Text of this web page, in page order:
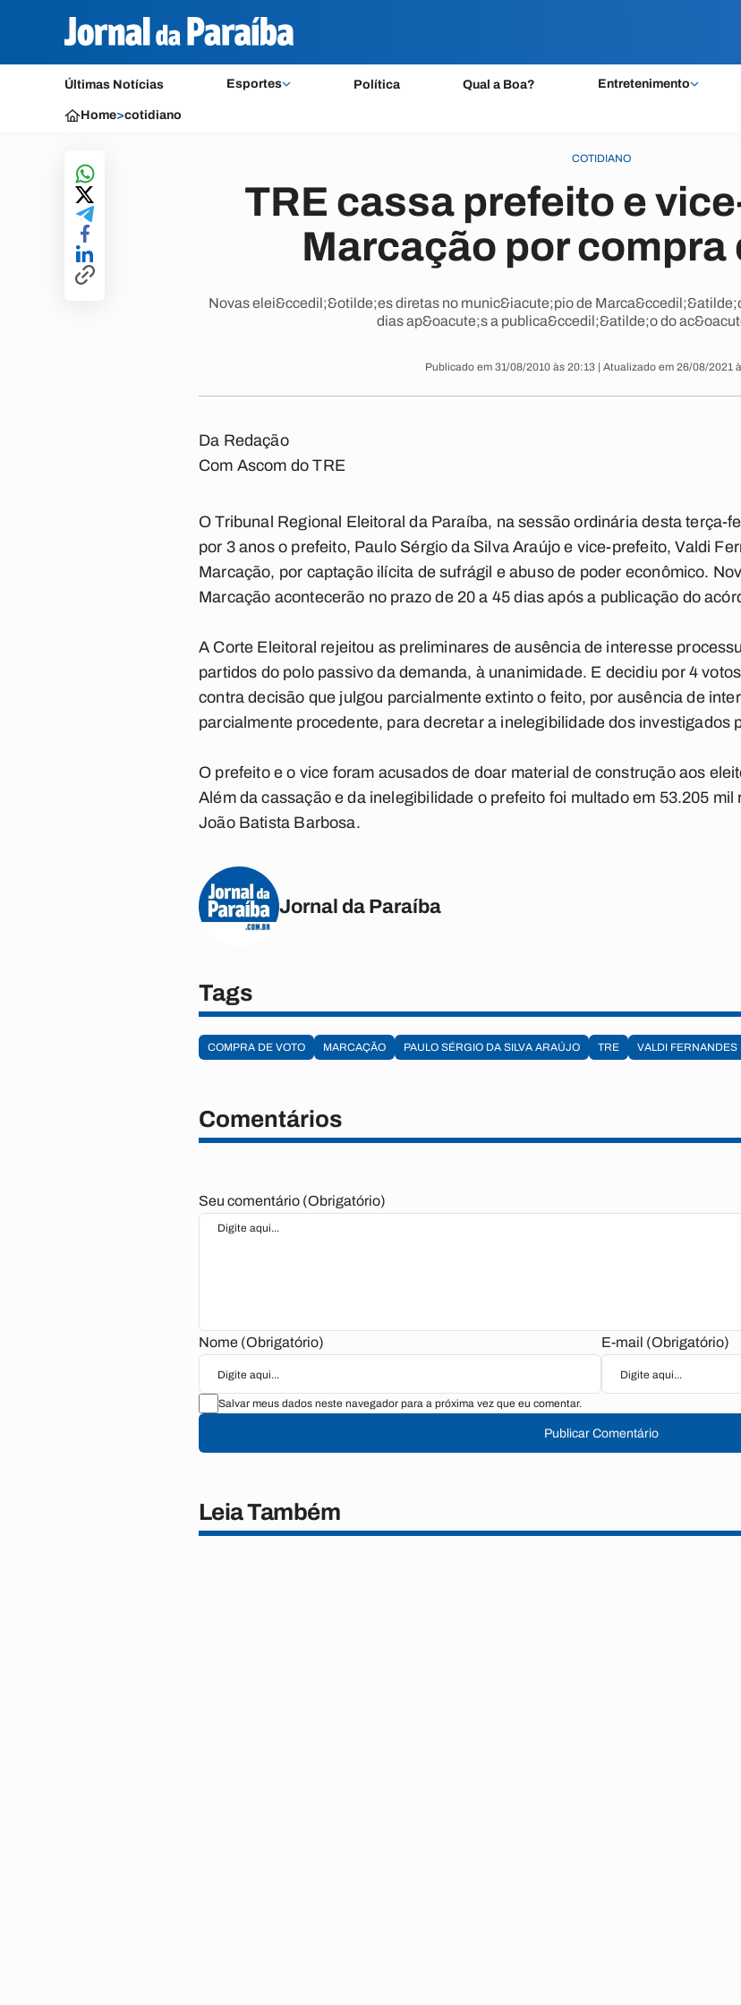
Últimas Notícias Esportes Política Qual a Boa? Entretenimento
Home>cotidiano
COTIDIANO
TRE cassa prefeito e
Marcação por compra
Novas elei&ccedil;&otilde;es diretas no munic&iacute;pio de
dias ap&oacute;s a publica&ccedil;&atilde;o do
Publicado em 31/08/2010 às 20:13 | Atualizado em 26/08/2021
Da Redação
Com Ascom do TRE
O Tribunal Regional Eleitoral da Paraíba, na sessão ordinária desta terça-
por 3 anos o prefeito, Paulo Sérgio da Silva Araújo e vice-prefeito, Valdi
Marcação, por captação ilícita de sufrágil e abuso de poder econômico.
Marcação acontecerão no prazo de 20 a 45 dias após a publicação do
A Corte Eleitoral rejeitou as preliminares de ausência de interesse
partidos do polo passivo da demanda, à unanimidade. E decidiu por 4
contra decisão que julgou parcialmente extinto o feito, por ausência de
parcialmente procedente, para decretar a inelegibilidade dos investigados
O prefeito e o vice foram acusados de doar material de construção aos
Além da cassação e da inelegibilidade o prefeito foi multado em 53.205
João Batista Barbosa.
Jornal da Paraíba
Tags
COMPRA DE VOTO MARCAÇÃO PAULO SÉRGIO DA SILVA ARAÚJO TRE VALDI FERNANDES
Comentários
Seu comentário (Obrigatório)
Nome (Obrigatório) E-mail (Obrigatório)
Salvar meus dados neste navegador para a próxima vez que eu comentar.
Publicar Comentário
Leia Também